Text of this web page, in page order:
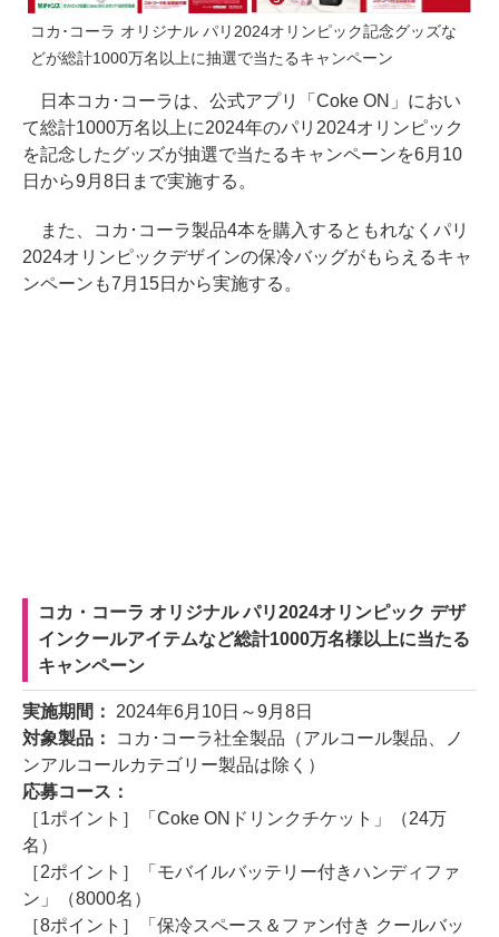
コカ･コーラ オリジナル パリ2024オリンピック記念グッズな
どが総計1000万名以上に抽選で当たるキャンペーン
日本コカ･コーラは、公式アプリ「Coke ON」におい
て総計1000万名以上に2024年のパリ2024オリンピック
を記念したグッズが抽選で当たるキャンペーンを6月10
日から9月8日まで実施する。
また、コカ･コーラ製品4本を購入するともれなくパリ
2024オリンピックデザインの保冷バッグがもらえるキャ
ンペーンも7月15日から実施する。
コカ・コーラ オリジナル パリ2024オリンピック デザ
インクールアイテムなど総計1000万名様以上に当たる
キャンペーン
実施期間： 2024年6月10日～9月8日
対象製品：
コカ･コーラ社全製品（アルコール製品、ノ
ンアルコールカテゴリー製品は除く）
応募コース：
［1ポイント］「Coke ONドリンクチケット」（24万
名）
［2ポイント］「モバイルバッテリー付きハンディファ
ン」（8000名）
［8ポイント］「保冷スペース＆ファン付き クールバッ